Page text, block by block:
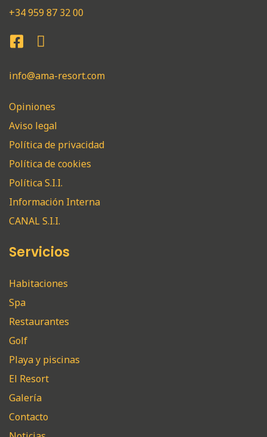
+34 959 87 32 00
info@ama-resort.com
Opiniones
Aviso legal
Política de privacidad
Política de cookies
Política S.I.I.
Información Interna
CANAL S.I.I.
Servicios
Habitaciones
Spa
Restaurantes
Golf
Playa y piscinas
El Resort
Galería
Contacto